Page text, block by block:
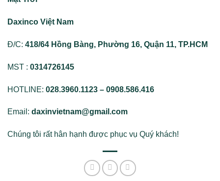
Daxinco Việt Nam
Đ/C: 418/64 Hồng Bàng, Phường 16, Quận 11, TP.HCM
MST : 0314726145
HOTLINE: 028.3960.1123 – 0908.586.416
Email: daxinvietnam@gmail.com
Chúng tôi rất hân hạnh được phục vụ Quý khách!